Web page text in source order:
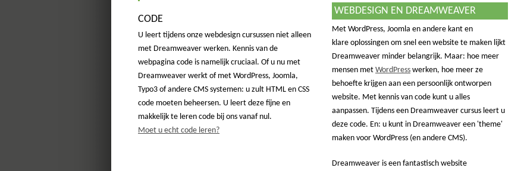
CODE
U leert tijdens onze webdesign cursussen niet alleen
met Dreamweaver werken. Kennis van de
webpagina code is namelijk cruciaal. Of u nu met
Dreamweaver werkt of met WordPress, Joomla,
Typo3 of andere CMS systemen: u zult HTML en CSS
code moeten beheersen. U leert deze fijne en
makkelijk te leren code bij ons vanaf nul.
Moet u echt code leren?
WEBDESIGN EN DREAMWEAVER
Met WordPress, Joomla en andere kant en
klare oplossingen om snel een website te maken lijkt
Dreamweaver minder belangrijk. Maar: hoe meer
mensen met WordPress werken, hoe meer ze
behoefte krijgen aan een persoonlijk ontworpen
website. Met kennis van code kunt u alles
aanpassen. Tijdens een Dreamweaver cursus leert u
deze code. En: u kunt in Dreamweaver een 'theme'
maken voor WordPress (en andere CMS).
Dreamweaver is een fantastisch website